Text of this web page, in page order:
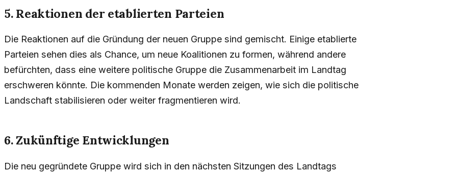
5. Reaktionen der etablierten Parteien
Die Reaktionen auf die Gründung der neuen Gruppe sind gemischt. Einige etablierte
Parteien sehen dies als Chance, um neue Koalitionen zu formen, während andere
befürchten, dass eine weitere politische Gruppe die Zusammenarbeit im Landtag
erschweren könnte. Die kommenden Monate werden zeigen, wie sich die politische
Landschaft stabilisieren oder weiter fragmentieren wird.
6. Zukünftige Entwicklungen
Die neu gegründete Gruppe wird sich in den nächsten Sitzungen des Landtags